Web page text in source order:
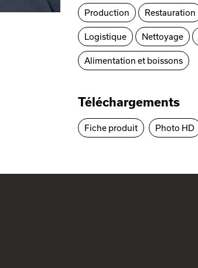
Production Restauration
Logistique Nettoyage
Alimentation et boissons
Téléchargements
Fiche produit Photo HD